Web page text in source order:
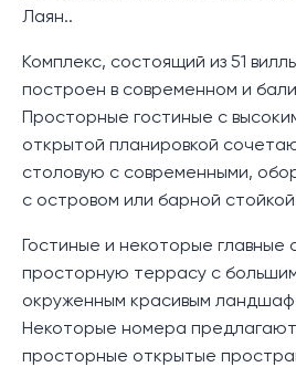
Лаян..
Комплекс, состоящий из 51
построен в современном и
Просторные гостиные с
открытой планировкой
столовую с современными,
с островом или барной
Гостиные и некоторые главные
просторную террасу с
окруженным красивым
Некоторые номера
просторные открытые